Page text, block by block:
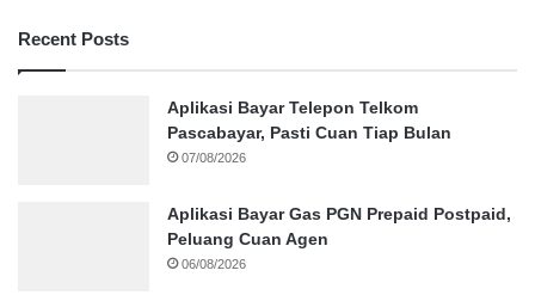
Recent Posts
Aplikasi Bayar Telepon Telkom
Pascabayar, Pasti Cuan Tiap Bulan
07/08/2026
Aplikasi Bayar Gas PGN Prepaid Postpaid,
Peluang Cuan Agen
06/08/2026